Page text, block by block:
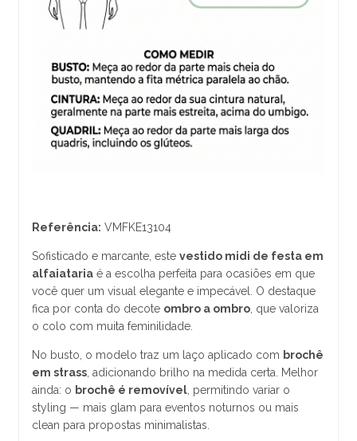
Referência: VMFKE13104
Sofisticado e marcante, este vestido midi de festa em
alfaiataria é a escolha perfeita para ocasiões em que
você quer um visual elegante e impecável. O destaque
fica por conta do decote ombro a ombro , que valoriza
o colo com muita feminilidade.
No busto, o modelo traz um laço aplicado com brochê
em strass , adicionando brilho na medida certa. Melhor
ainda: o brochê é removível , permitindo variar o
styling — mais glam para eventos noturnos ou mais
clean para propostas minimalistas.